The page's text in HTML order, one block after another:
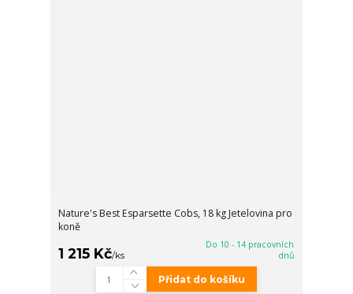
Nature's Best Esparsette Cobs, 18 kg Jetelovina pro
koně
1 215 Kč/ks
Do 10 - 14 pracovních
dnů
Přidat do košíku